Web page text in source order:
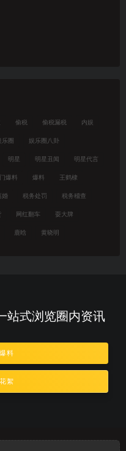
偷税 偷税漏税 内娱
乐圈 娱乐圈八卦
明星 明星丑闻 明星代言
爆料 爆料 王鹤棣
婚 税务处罚 税务稽查
网红翻车 耍大牌
鹿晗 黄晓明
站式浏览圈内资讯
料
絮